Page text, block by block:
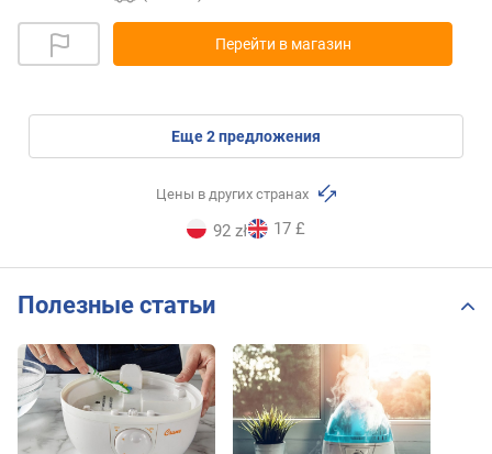
Перейти в магазин
eще2предложения
Цены в других странах
92 zł 17 £
Полезные статьи